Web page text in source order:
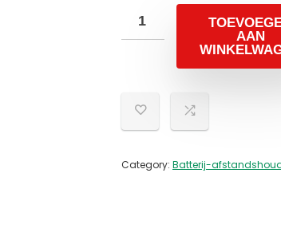
AAN
Category: Batterij-